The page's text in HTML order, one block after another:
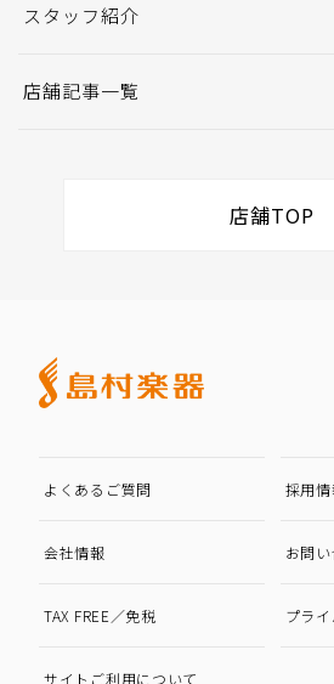
スタッフ紹介
店舗記事一覧
店舗TOP
よくあるご質問 採用
会社情報 お問
TAX FREE／免税 プラ
サイトご利用について